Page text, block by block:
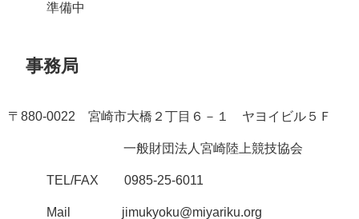
準備中
事務局
〒880-0022 宮崎市大橋２丁目６－１ ヤヨイビル５Ｆ
一般財団法人宮崎陸上競技協会
TEL/FAX 0985-25-6011
Mail jimukyoku@miyariku.org